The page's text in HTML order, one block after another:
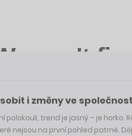
i změny ve
trend je jasný – je
nejsou na první pohled patrné.